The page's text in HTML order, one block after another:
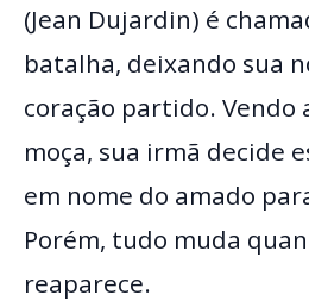
(Jean Dujardin) é
batalha, deixando sua
coração partido. Vendo
moça, sua irmã decide
em nome do amado
Porém, tudo muda
reaparece.